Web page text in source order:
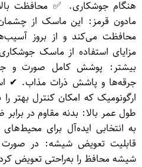
هنگام جوشکاری. ✅ محافظت بالا
مادون قرمز: این ماسک از
محافظت می‌کند و از بروز
مزایای استفاده از ماسک
بیشتر: پوشش کامل صورت و
جرقه‌ها و پاشش ذرات مذاب. ✔
ارگونومیک که امکان کنترل بهتر
طول عمر بالا: بدنه مقاوم در
به انتخابی ایده‌آل برای
قابلیت تعویض شیشه: در
شیشه محافظ را به‌راحتی تعویض